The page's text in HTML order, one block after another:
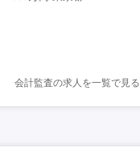
会計監査の求人を一覧で見る